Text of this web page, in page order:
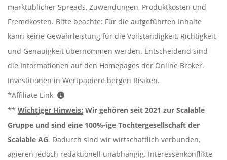
marktüblicher Spreads, Zuwendungen, Produktkosten und
Fremdkosten. Bitte beachte: Für die aufgeführten Inhalte
kann keine Gewährleistung für die Vollständigkeit, Richtigkeit
und Genauigkeit übernommen werden. Entscheidend sind
die Informationen auf den Homepages der Online Broker.
Investitionen in Wertpapiere bergen Risiken.
*Affiliate Link
** Wichtiger Hinweis: Wir gehören seit 2021 zur Scalable
Gruppe und sind eine 100%-ige Tochtergesellschaft der
Scalable AG. Dadurch sind wir wirtschaftlich verbunden,
agieren jedoch redaktionell unabhängig. Interessenkonflikte